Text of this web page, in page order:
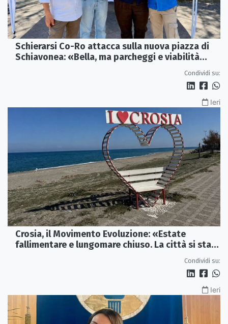
Schierarsi Co-Ro attacca sulla nuova piazza di
Schiavonea: «Bella, ma parcheggi e viabilità
Condividi su:
Ieri
Crosia, il Movimento Evoluzione: «Estate
fallimentare e lungomare chiuso. La città si sta
Condividi su:
Ieri